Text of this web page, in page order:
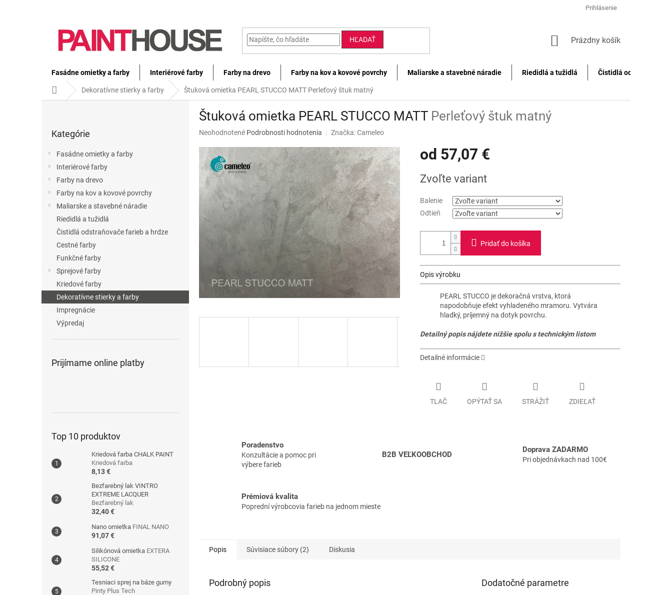
Prihlásenie
HĽADAŤ
NÁKUPNÝ
Prázdny košík
Fasádne omietky a farby Interiérové farby Farby na drevo Farby na kov a kovové povrchy Maliarske a stavebné náradie Riedidlá a tužidlá Čistidlá odstraňovače
DomovDekoratívne stierky a farby Štuková omietka PEARL STUCCO MATT Perleťový štuk matný
kategórie
Kategórie
Fasádne omietky a farby
Interiérové farby
Farby na drevo
Farby na kov a kovové povrchy
Maliarske a stavebné náradie
Riedidlá a tužidlá
Čistidlá odstraňovače farieb a hrdze
Cestné farby
Funkčné farby
Sprejové farby
Kriedové farby
Dekoratívne stierky a farby
Impregnácie
Výpredaj
Prijímame online platby
Top 10 produktov
Kriedová farba CHALK PAINT
Kriedová farba
8,13 €
Bezfarebný lak VINTRO
EXTREME LACQUER
Bezfarebný lak
32,40 €
Nano omietka FINAL NANO
91,07 €
Silikónová omietka EXTERA
SILICONE
55,52 €
Tesniaci sprej na báze gumy
Pinty Plus Tech
Štuková omietka PEARL STUCCO MATT Perleťový štuk matný
Priemerné
produktu
0,0
hviezdičiek.
Neohodnotené Podrobnosti hodnotenia Značka:Cameleo
od 57,07 €
cena:
Zvoľte variant
Balenie
Odtieň
Pridať do košíka
Opis výrobku
PEARL STUCCO je dekoračná vrstva, ktorá
napodobňuje efekt vyhladeného mramoru. Vytvára
hladký, príjemný na dotyk povrchu.
Detailný popis nájdete nižšie spolu s technickým listom
Detailné informácie
TLAČ OPÝTAŤ SA STRÁŽIŤ ZDIEĽAŤ
Poradenstvo
Konzultácie a pomoc pri
výbere farieb
B2B VEĽKOOBCHOD
Doprava ZADARMO
Pri objednávkach nad 100€
Prémiová kvalita
Poprední výrobcovia farieb na jednom mieste
Popis Súvisiace súbory (2) Diskusia
Podrobný popis Dodatočné parametre